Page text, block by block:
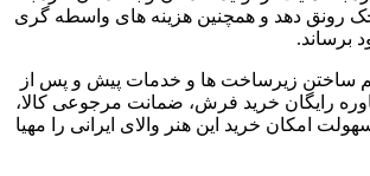
رونق دهد و همچنین هزینه های واسطه گری
برساند.
ساختن زیرساخت ها و خدمات پیش و پس از
رایگان خرید فرش، ضمانت مرجوعی کالا،
امکان خرید این هنر والای ایرانی را مهیا